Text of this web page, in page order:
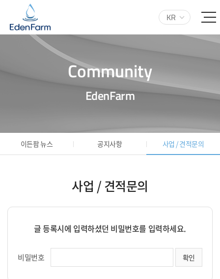
KR
Community
EdenFarm
이든팜 뉴스 공지사항 사업 / 견적문의
사업 / 견적문의
글 등록시에 입력하셨던 비밀번호를 입력하세요.
비밀번호